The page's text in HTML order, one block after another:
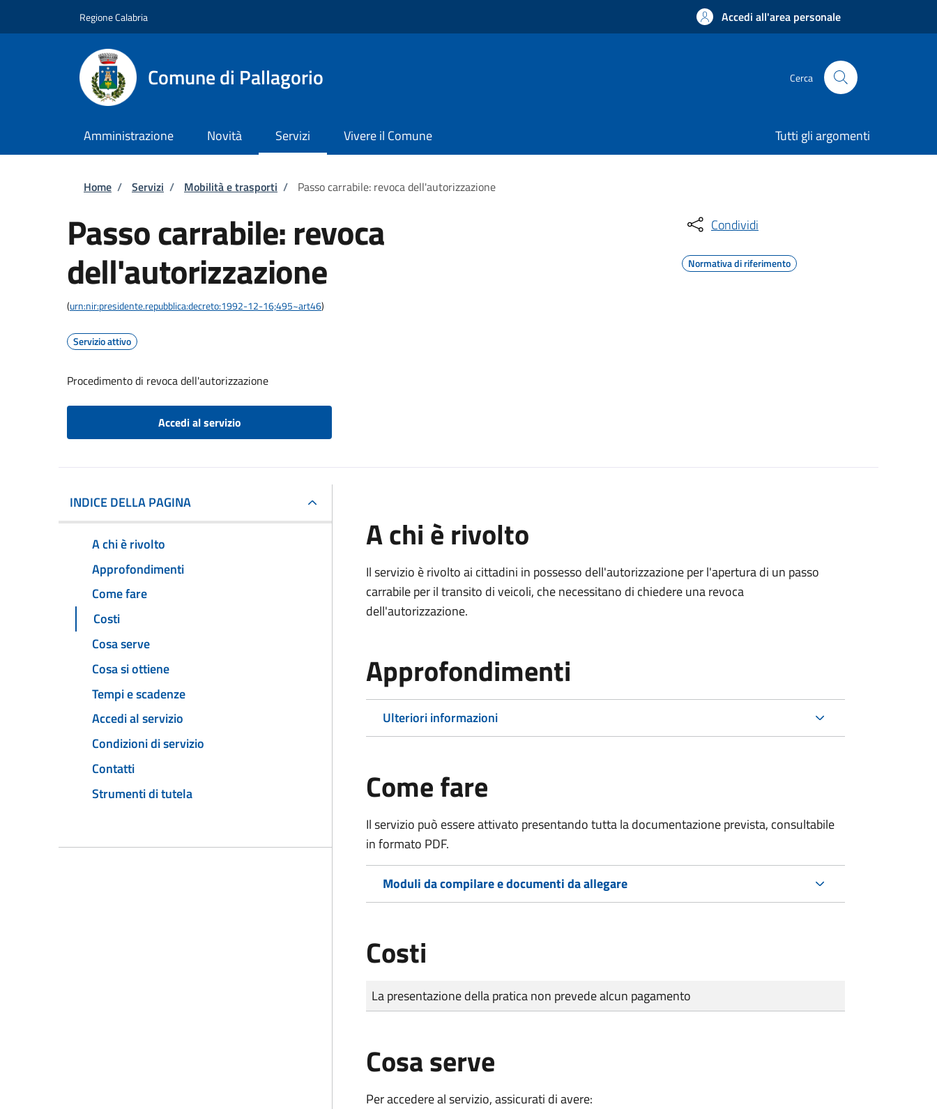
Regione Calabria Accedi all'area personale
Comune di Pallagorio Cerca
Amministrazione Novità Servizi Vivere il Comune Tutti gli argomenti
Briciole di pane
Home / Servizi / Mobilità e trasporti / Passo carrabile: revoca dell'autorizzazione
Passo carrabile: revoca
dell'autorizzazione
(urn:nir:presidente.repubblica:decreto:1992-12-16;495~art46)
Servizio attivo
Procedimento di revoca dell'autorizzazione
Accedi al servizio
Condividi
Normativa di riferimento
INDICE DELLA PAGINA
A chi è rivolto
Approfondimenti
Come fare
Costi
Cosa serve
Cosa si ottiene
Tempi e scadenze
Accedi al servizio
Condizioni di servizio
Contatti
Strumenti di tutela
A chi è rivolto
Il servizio è rivolto ai cittadini in possesso dell'autorizzazione per l'apertura di un passo
carrabile per il transito di veicoli, che necessitano di chiedere una revoca
dell'autorizzazione.
Approfondimenti
Ulteriori informazioni
Come fare
Il servizio può essere attivato presentando tutta la documentazione prevista, consultabile
in formato PDF.
Moduli da compilare e documenti da allegare
Costi
Tipo di pagamento
Importo
La presentazione della pratica non prevede alcun pagamento
Cosa serve
Per accedere al servizio, assicurati di avere: